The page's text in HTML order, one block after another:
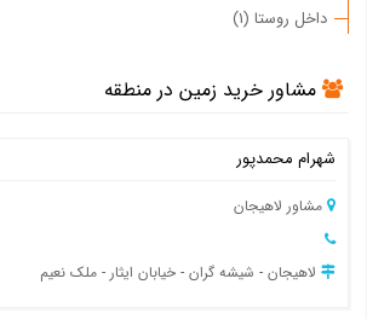
داخل روستا (1)
مشاور خرید زمین در منطقه
شهرام محمدپور
مشاور لاهیجان
لاهیجان - شیشه گران - خیابان ایثار - ملک نعیم